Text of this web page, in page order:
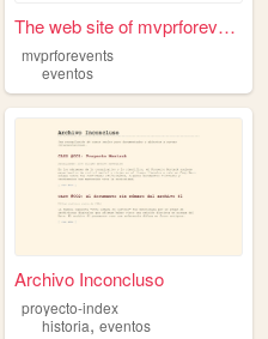
The web site of mvprforevents
mvprforevents
eventos
eventos
Archivo Inconcluso
proyecto-index
historia,eventos